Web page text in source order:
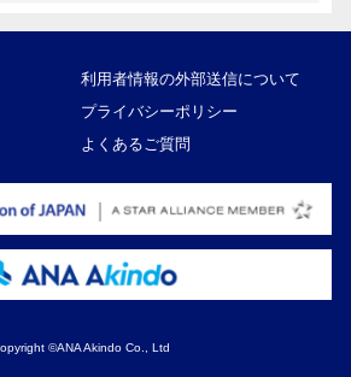
利用者情報の外部送信について
プライバシーポリシー
よくあるご質問
©ANA Akindo Co., Ltd